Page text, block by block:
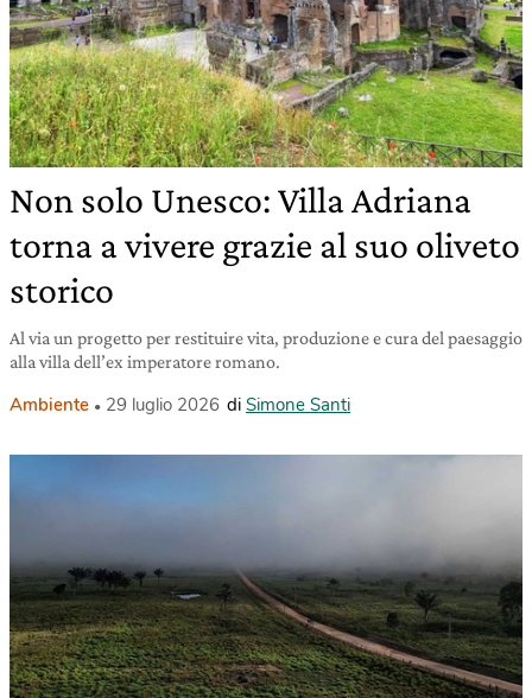
Non solo Unesco: Villa Adriana
torna a vivere grazie al suo oliveto
storico
Al via un progetto per restituire vita, produzione e cura del paesaggio
alla villa dell’ex imperatore romano.
Ambiente 29 luglio 2026 di Simone Santi